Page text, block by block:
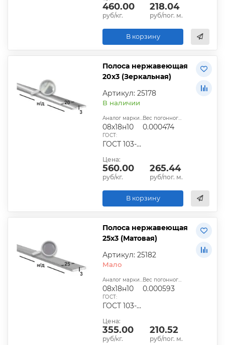
460.00
руб/кг.
218.04
руб/пог. м.
В корзину
Полоса нержавеющая
20х3 (Зеркальная)
Артикул: 25178
В наличии
Аналог марки стали:
08х18н10
Вес погонного метра, т.:
0.000474
ГОСТ:
ГОСТ 103-2006
Цена:
560.00
руб/кг.
265.44
руб/пог. м.
В корзину
Полоса нержавеющая
25х3 (Матовая)
Артикул: 25182
Мало
Аналог марки стали:
08х18н10
Вес погонного метра, т.:
0.000593
ГОСТ:
ГОСТ 103-2006
Цена:
355.00
руб/кг.
210.52
руб/пог. м.